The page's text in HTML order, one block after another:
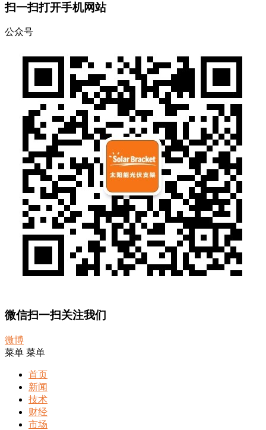
扫一扫打开手机网站
公众号
微信扫一扫关注我们
微博
菜单 菜单
首页
新闻
技术
财经
市场